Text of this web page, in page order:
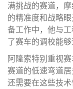
满挑战的赛道，
的精准度和战略
备工作中，他与
了赛车的调校能够
阿隆索特别重视
赛道的低速弯道
还需要在这些技